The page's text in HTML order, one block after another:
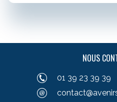
NOUS
01 39 23 39 39